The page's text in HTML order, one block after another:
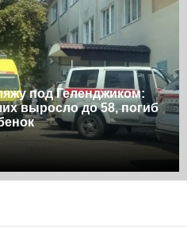
под Геленджиком:
выросло до 58, погиб